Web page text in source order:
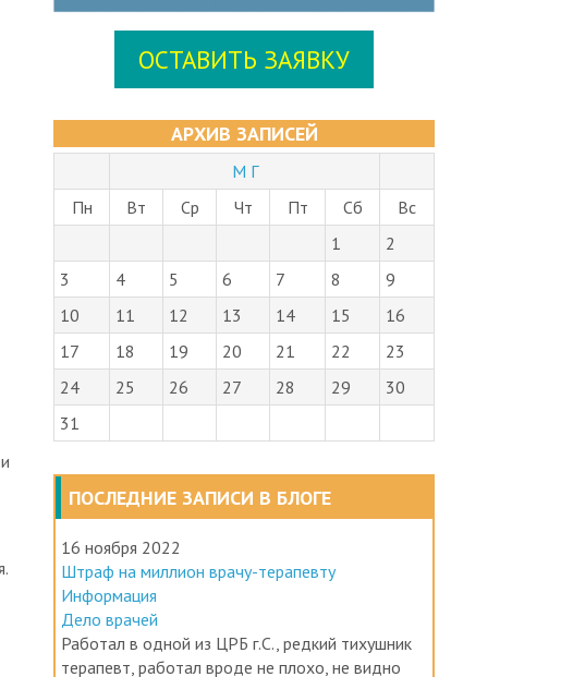
ОСТАВИТЬ ЗАЯВКУ
М Г
Пн
Вт Ср Чт Пт Сб
Вс
1
2
3
4 5 6 7 8
9
10
11 12 13 14 15
16
17
18 19 20 21 22
23
24
25 26 27 28 29
30
31
ПОСЛЕДНИЕ ЗАПИСИ В БЛОГЕ
16 ноября 2022
Штраф на миллион врачу-терапевту
Информация
Дело врачей
Работал в одной из ЦРБ г.С., редкий тихушник
терапевт, работал вроде не плохо, не видно
его и не слышно. В один из прекрасных дней,